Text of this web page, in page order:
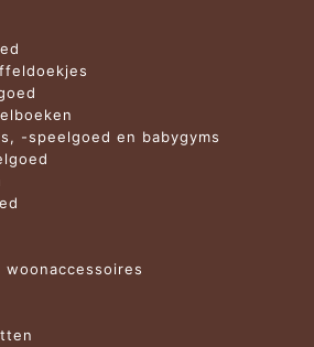
-speelgoed en babygyms
woonaccessoires